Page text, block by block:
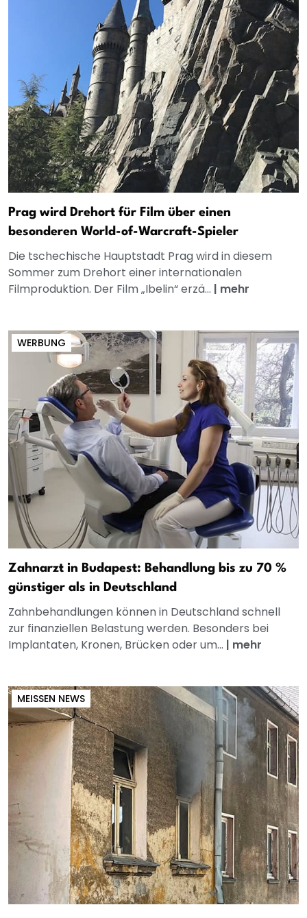
Prag wird Drehort für Film über einen
besonderen World-of-Warcraft-Spieler
Die tschechische Hauptstadt Prag wird in diesem
Sommer zum Drehort einer internationalen
Filmproduktion. Der Film „Ibelin“ erzä... | mehr
WERBUNG
Zahnarzt in Budapest: Behandlung bis zu 70 %
günstiger als in Deutschland
Zahnbehandlungen können in Deutschland schnell
zur finanziellen Belastung werden. Besonders bei
Implantaten, Kronen, Brücken oder um... | mehr
MEISSEN NEWS